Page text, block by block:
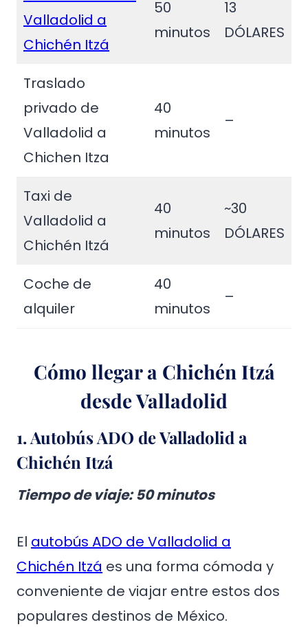
Valladolid a
Chichén Itzá
50
minutos
13
DÓLARES
Traslado
privado de
Valladolid a
Chichen Itza
40
minutos
–
Taxi de
Valladolid a
Chichén Itzá
40
minutos
~30
DÓLARES
Coche de
alquiler
40
minutos
–
Cómo llegar a Chichén Itzá
desde Valladolid
1.Autobús ADO de Valladolid a
Chichén Itzá
Tiempo de viaje: 50 minutos
El autobús ADO de Valladolid a
Chichén Itzá es una forma cómoda y
conveniente de viajar entre estos dos
populares destinos de México.